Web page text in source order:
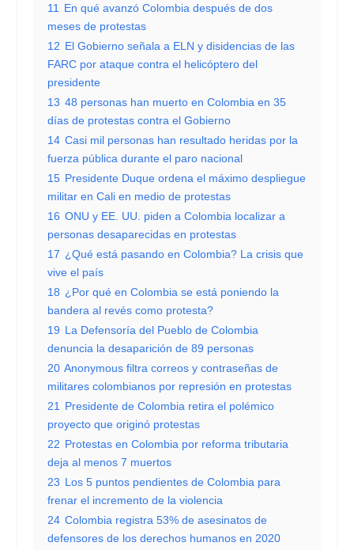
11
En qué avanzó Colombia después de dos
meses de protestas
12 El Gobierno señala a ELN y disidencias de las
FARC por ataque contra el helicóptero del
presidente
13 48 personas han muerto en Colombia en 35
días de protestas contra el Gobierno
14 Casi mil personas han resultado heridas por la
fuerza pública durante el paro nacional
15 Presidente Duque ordena el máximo despliegue
militar en Cali en medio de protestas
16 ONU y EE. UU. piden a Colombia localizar a
personas desaparecidas en protestas
17 ¿Qué está pasando en Colombia? La crisis que
vive el país
18 ¿Por qué en Colombia se está poniendo la
bandera al revés como protesta?
19 La Defensoría del Pueblo de Colombia
denuncia la desaparición de 89 personas
20 Anonymous filtra correos y contraseñas de
militares colombianos por represión en protestas
21
Presidente de Colombia retira el polémico
proyecto que originó protestas
22 Protestas en Colombia por reforma tributaria
deja al menos 7 muertos
23 Los 5 puntos pendientes de Colombia para
frenar el incremento de la violencia
24 Colombia registra 53% de asesinatos de
defensores de los derechos humanos en 2020